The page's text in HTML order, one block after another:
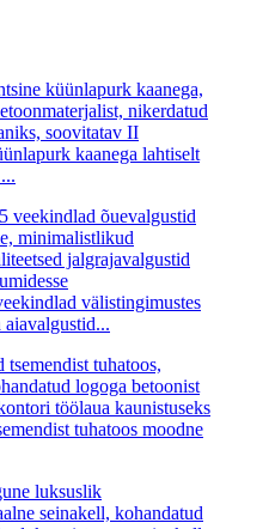
kaanega lahtiselt
välistingimustes
aiavalgustid...
tuhatoos moodne